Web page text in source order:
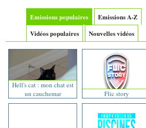
Emissions populaires
Emissions A-Z
Vidéos populaires
Nouvelles vidéos
Hell's cat : mon chat est
un cauchemar
Flic story